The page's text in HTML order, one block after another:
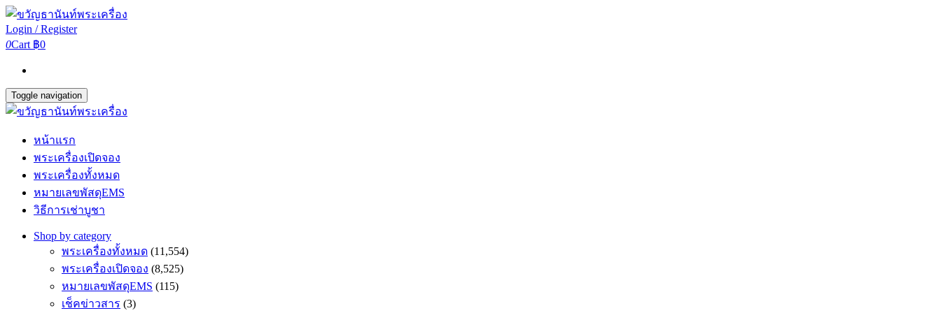
Login / Register
0Cart ฿0
Toggle navigation
หน้าแรก
พระเครื่องเปิดจอง
พระเครื่องทั้งหมด
หมายเลขพัสดุEMS
วิธีการเช่าบูชา
Shop by category
พระเครื่องทั้งหมด (11,554)
พระเครื่องเปิดจอง (8,525)
หมายเลขพัสดุEMS (115)
เช็คข่าวสาร (3)